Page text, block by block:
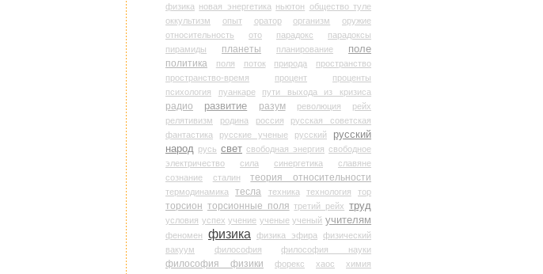
физика новая энергетика ньютон общество туле
оккультизм
опыт оратор организм
оружие
относительность
ото парадокс
парадоксы
пирамиды
планеты планирование
поле
политика
поля поток природа
пространство
пространство-время
процент
проценты
психология
пуанкаре пути выхода из кризиса
радио развитие разум революция
рейх
релятивизм
родина россия
русская советская
фантастика
русские ученые русский
русский
народ русь свет свободная энергия свободное
электричество
сила синергетика
славяне
сознание
сталин теория относительности
термодинамика тесла техника технология тор
торсион торсионные поля третий рейх труд
условия успех учение ученые ученый учителям
феномен физика физика эфира
физический
вакуум
философия философия науки
философия физики форекс хаос
химия